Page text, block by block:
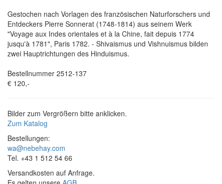
Gestochen nach Vorlagen des französischen Naturforschers und
Entdeckers Pierre Sonnerat (1748-1814) aus seinem Werk
"Voyage aux Indes orientales et à la Chine, fait depuis 1774
jusqu'à 1781", Paris 1782. - Shivaismus und Vishnuismus bilden
zwei Hauptrichtungen des Hinduismus.
Bestellnummer 2512-137
€ 120,-
Bilder zum Vergrößern bitte anklicken.
Zum Katalog
Bestellungen:
wa@nebehay.com
Tel. +43 1 512 54 66
Versandkosten auf Anfrage.